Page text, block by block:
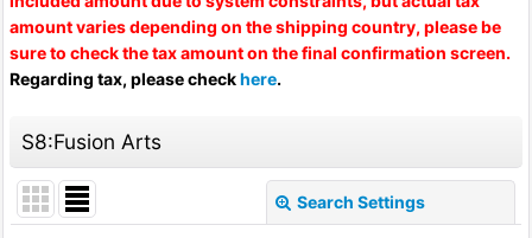
amount varies depending on the shipping country, please be
sure to check the tax amount on the final confirmation screen.
Regarding tax, please checkhere.
S8:Fusion Arts
Search Settings